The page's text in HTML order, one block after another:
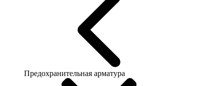
Предохранительная арматура